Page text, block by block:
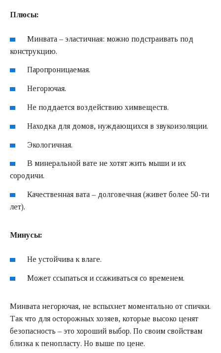
Плюсы:
Минвата – эластичная: можно подстраивать под
конструкцию.
Паропроницаемая.
Негорючая.
Не поддается воздействию химвеществ.
Находка для домов, нуждающихся в звукоизоляции.
Экологичная.
В минеральной вате не хотят жить мыши и их
сородичи.
Качественная вата – долговечная (живет более 50-ти
лет).
Минусы:
Не устойчива к влаге.
Может ссыпаться и ссаживаться со временем.
Минвата негорючая, не вспыхнет моментально от спички.
Так что для осторожных хозяев, которые высоко ценят
безопасность – это хороший выбор. По своим свойствам
близка к пенопласту. Но выше по цене.